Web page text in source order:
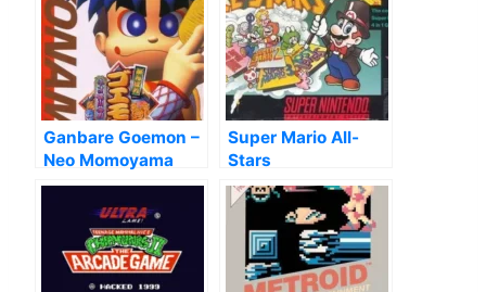
Ganbare Goemon –
Neo Momoyama
Bakufu No Odori
Super Mario All-
Stars